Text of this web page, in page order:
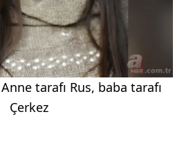
tarafı Rus, baba tarafı
Çerkez